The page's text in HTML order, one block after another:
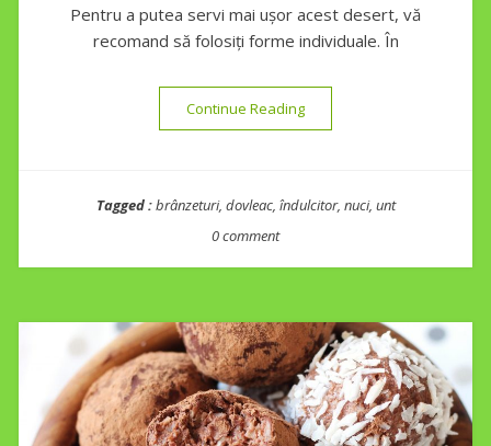
Pentru a putea servi mai ușor acest desert, vă
recomand să folosiți forme individuale. În
Continue Reading“Tartă cu dovleac fără
Tagged :brânzeturi, dovleac, îndulcitor, nuci, unt
0 comment